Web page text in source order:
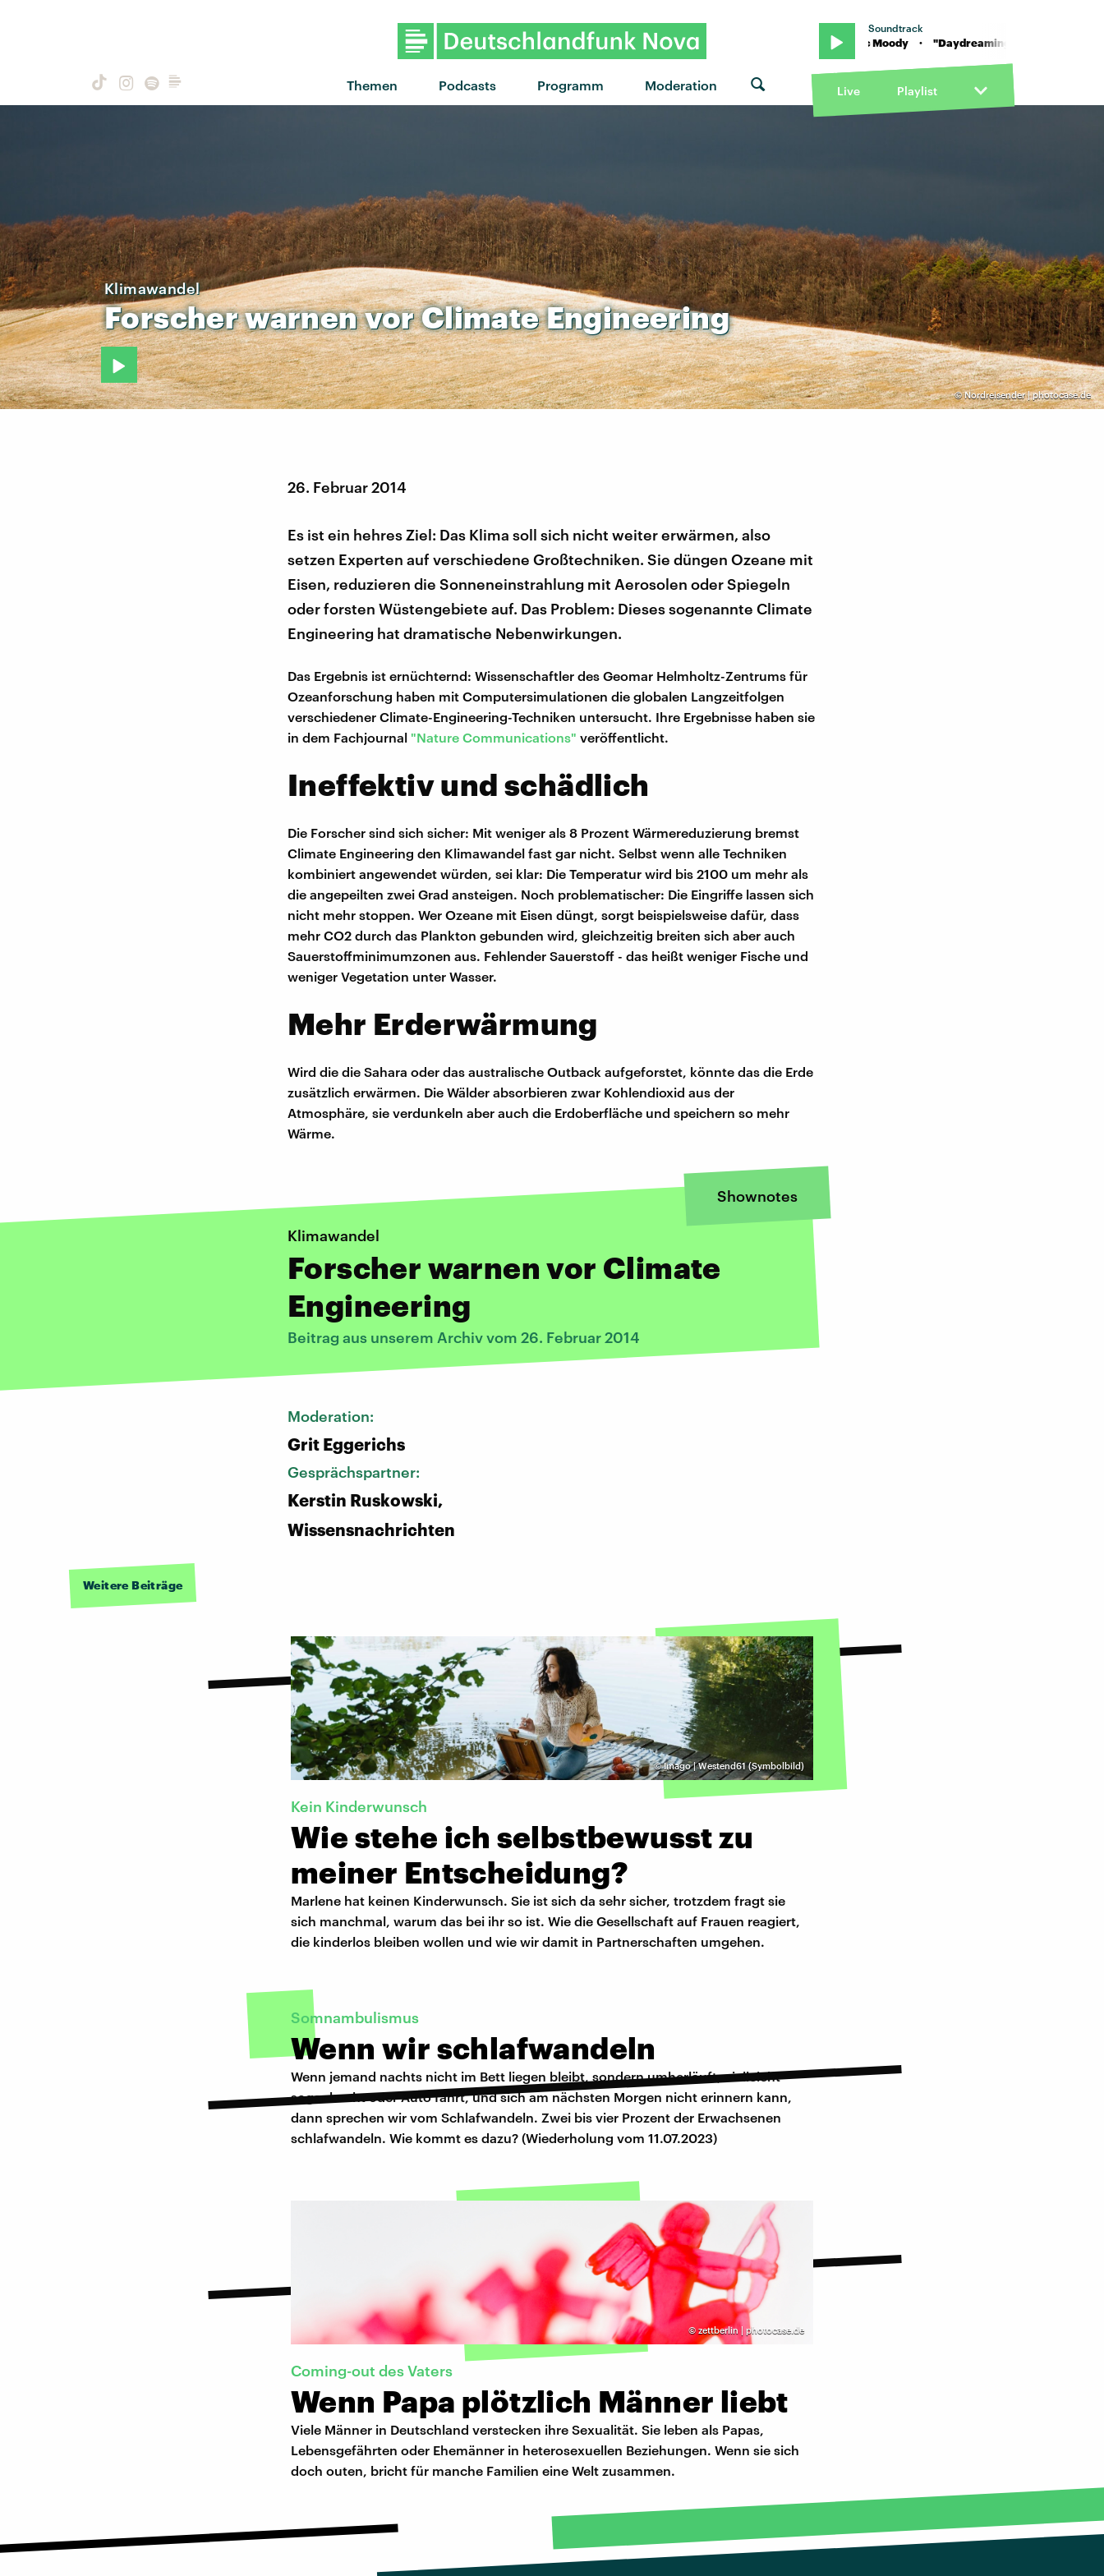
Themen Podcasts Programm Moderation
Soundtrack
"Daydreaming" von Young Franco & Franc Moody · "Daydreaming" von Young Franco &
Live Playlist
©Nordreisender | photocase.de
Klimawandel
ForscherwarnenvorClimateEngineering
26. Februar 2014
Es ist ein hehres Ziel: Das Klima soll sich nicht weiter erwärmen, also
setzen Experten auf verschiedene Großtechniken. Sie düngen Ozeane mit
Eisen, reduzieren die Sonneneinstrahlung mit Aerosolen oder Spiegeln
oder forsten Wüstengebiete auf. Das Problem: Dieses sogenannte Climate
Engineering hat dramatische Nebenwirkungen.
Das Ergebnis ist ernüchternd: Wissenschaftler des Geomar Helmholtz-Zentrums für
Ozeanforschung haben mit Computersimulationen die globalen Langzeitfolgen
verschiedener Climate-Engineering-Techniken untersucht. Ihre Ergebnisse haben sie
in dem Fachjournal "Nature Communications" veröffentlicht.
​Ineffektiv und schädlich
Die Forscher sind sich sicher: Mit weniger als 8 Prozent Wärmereduzierung bremst
Climate Engineering den Klimawandel fast gar nicht. Selbst wenn alle Techniken
kombiniert angewendet würden, sei klar: Die Temperatur wird bis 2100 um mehr als
die angepeilten zwei Grad ansteigen. Noch problematischer: Die Eingriffe lassen sich
nicht mehr stoppen. Wer Ozeane mit Eisen düngt, sorgt beispielsweise dafür, dass
mehr CO2 durch das Plankton gebunden wird, gleichzeitig breiten sich aber auch
Sauerstoffminimumzonen aus. Fehlender Sauerstoff - das heißt weniger Fische und
weniger Vegetation unter Wasser.
​Mehr Erderwärmung
Wird die die Sahara oder das australische Outback aufgeforstet, könnte das die Erde
zusätzlich erwärmen. Die Wälder absorbieren zwar Kohlendioxid aus der
Atmosphäre, sie verdunkeln aber auch die Erdoberfläche und speichern so mehr
Wärme.
Shownotes
Klimawandel
Forscher warnen vor Climate
Engineering
Beitrag aus unserem Archiv vom 26. Februar 2014
Moderation:
Grit Eggerichs
Gesprächspartner:
Kerstin Ruskowski,
Wissensnachrichten
Weitere Beiträge
©Imago | Westend61 (Symbolbild)
Kein Kinderwunsch
Wie stehe ich selbstbewusst zu
meiner Entscheidung?
Marlene hat keinen Kinderwunsch. Sie ist sich da sehr sicher, trotzdem fragt sie
sich manchmal, warum das bei ihr so ist. Wie die Gesellschaft auf Frauen reagiert,
die kinderlos bleiben wollen und wie wir damit in Partnerschaften umgehen.
Somnambulismus
Wenn wir schlafwandeln
Wenn jemand nachts nicht im Bett liegen bleibt, sondern umherläuft, vielleicht
sogar kocht oder Auto fährt, und sich am nächsten Morgen nicht erinnern kann,
dann sprechen wir vom Schlafwandeln. Zwei bis vier Prozent der Erwachsenen
schlafwandeln. Wie kommt es dazu? (Wiederholung vom 11.07.2023)
© zettberlin | photocase.de
Coming-out des Vaters
Wenn Papa plötzlich Männer liebt
Viele Männer in Deutschland verstecken ihre Sexualität. Sie leben als Papas,
Lebensgefährten oder Ehemänner in heterosexuellen Beziehungen. Wenn sie sich
doch outen, bricht für manche Familien eine Welt zusammen.